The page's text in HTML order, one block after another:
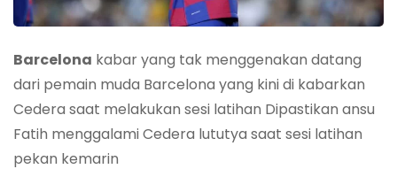
Barcelona kabar yang tak menggenakan datang
dari pemain muda Barcelona yang kini di kabarkan
Cedera saat melakukan sesi latihan Dipastikan ansu
Fatih menggalami Cedera lututya saat sesi latihan
pekan kemarin